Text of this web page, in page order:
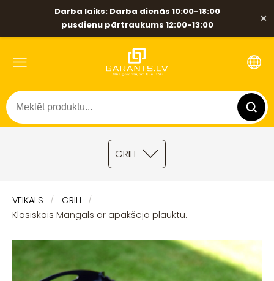
Darba laiks: Darba dienās 10:00-18:00
pusdienu pārtraukums 12:00-13:00
×
GRILI
VEIKALS
GRILI
Klasiskais Mangals ar apakšējo plauktu.